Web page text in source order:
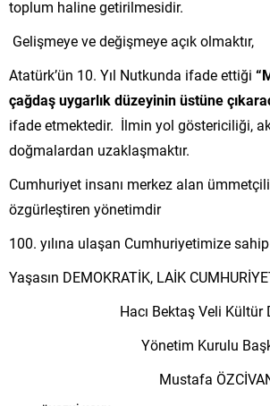
toplum haline getirilmesidir.
Gelişmeye ve değişmeye açık olmaktır,
Atatürk’ün 10. Yıl Nutkunda ifade ettiği
çağdaş uygarlık düzeyinin üstüne
ifade etmektedir. İlmin yol göstericiliği,
doğmalardan uzaklaşmaktır.
Cumhuriyet insanı merkez alan
özgürleştiren yönetimdir
yılına ulaşan Cumhuriyetimize sahip
Yaşasın DEMOKRATİK, LAİK
Hacı Bektaş Veli Kültür
Yönetim Kurulu
Mustafa